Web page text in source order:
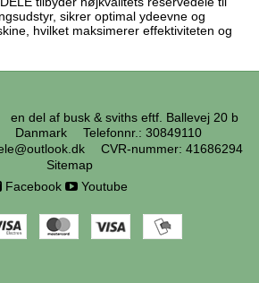
sikrer optimal ydeevne og
hvilket maksimerer effektiviteten og
en del af busk & sviths eftf. Ballevej 20 b
Danmark Telefonnr.: 30849110
CVR-nummer: 41686294
Sitemap
Facebook
Youtube